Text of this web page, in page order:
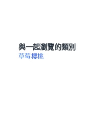
與一起瀏覽的類別
草莓櫻桃